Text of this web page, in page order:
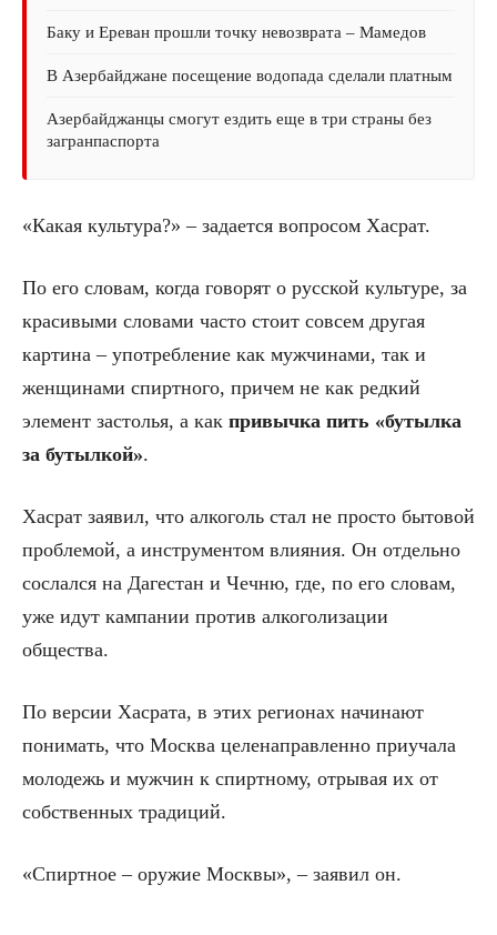
Баку и Ереван прошли точку невозврата – Мамедов
В Азербайджане посещение водопада сделали платным
Азербайджанцы смогут ездить еще в три страны без
загранпаспорта
«Какая культура?» – задается вопросом Хасрат.
По его словам, когда говорят о русской культуре, за
красивыми словами часто стоит совсем другая
картина – употребление как мужчинами, так и
женщинами спиртного, причем не как редкий
элемент застолья, а как привычка пить «бутылка
за бутылкой».
Хасрат заявил, что алкоголь стал не просто бытовой
проблемой, а инструментом влияния. Он отдельно
сослался на Дагестан и Чечню, где, по его словам,
уже идут кампании против алкоголизации
общества.
По версии Хасрата, в этих регионах начинают
понимать, что Москва целенаправленно приучала
молодежь и мужчин к спиртному, отрывая их от
собственных традиций.
«Спиртное – оружие Москвы», – заявил он.